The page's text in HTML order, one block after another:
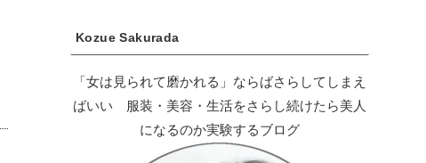
Kozue Sakurada
「女は見られて磨かれる」ならばさらしてしまえ
ばいい 服装・美容・生活をさらし続けたら美人
になるのか実験するブログ